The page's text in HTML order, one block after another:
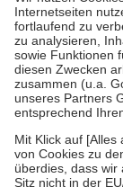
tatsächlichen
Diese Regeln
Bei Heilmitteln
Zuzahlung zehn
Verordnung.
Um das
zu stärken und die
fallenkeine
• Kindern und
mit Ausnahme der